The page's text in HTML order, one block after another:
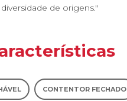
de origens."
CONTENTOR FECHADO